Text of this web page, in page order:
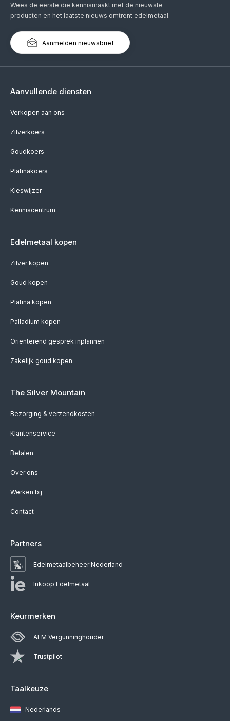
Wees de eerste die kennismaakt met de nieuwste
producten en het laatste nieuws omtrent edelmetaal.
Aanmelden nieuwsbrief
Aanvullende diensten
Verkopen aan ons
Zilverkoers
Goudkoers
Platinakoers
Kieswijzer
Kenniscentrum
Edelmetaal kopen
Zilver kopen
Goud kopen
Platina kopen
Palladium kopen
Oriënterend gesprek inplannen
Zakelijk goud kopen
The Silver Mountain
Bezorging & verzendkosten
Klantenservice
Betalen
Over ons
Werken bij
Contact
Partners
Edelmetaalbeheer Nederland
Inkoop Edelmetaal
Keurmerken
AFM Vergunninghouder
Trustpilot
Taalkeuze
Nederlands